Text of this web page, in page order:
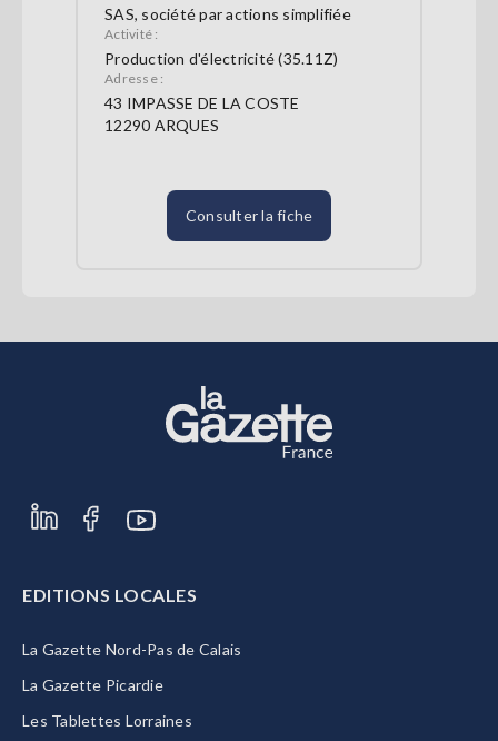
SAS, société par actions simplifiée
Activité :
Production d'électricité (35.11Z)
Adresse :
43 IMPASSE DE LA COSTE
12290 ARQUES
Consulter la fiche
EDITIONS LOCALES
La Gazette Nord-Pas de Calais
La Gazette Picardie
Les Tablettes Lorraines